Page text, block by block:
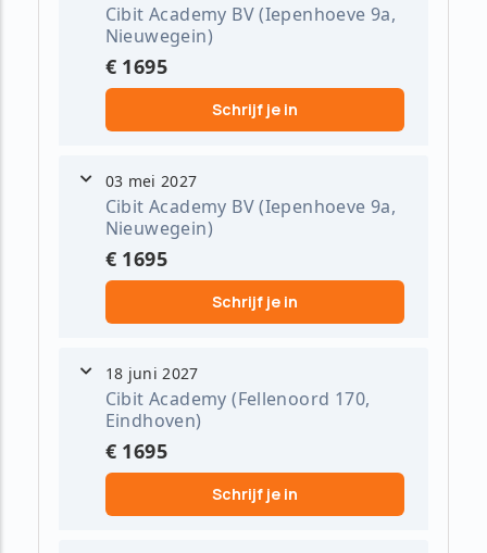
€ 1695
Schrijf je in
Cibit Academy BV (Iepenhoeve 9a,
Nieuwegein)
03 mei 2027
€ 1695
Schrijf je in
Cibit Academy BV (Iepenhoeve 9a,
Nieuwegein)
18 juni 2027
€ 1695
Schrijf je in
Cibit Academy (Fellenoord 170,
Eindhoven)